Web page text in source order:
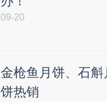
09-20
金枪鱼月饼、石
饼热销